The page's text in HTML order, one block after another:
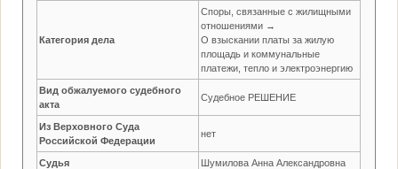
Категория дела
Споры, связанные с жилищными
отношениями →
О взыскании платы за жилую
площадь и коммунальные
платежи, тепло и электроэнергию
Вид обжалуемого судебного
акта
Судебное РЕШЕНИЕ
Из Верховного Суда
Российской Федерации
нет
Судья Шумилова Анна Александровна